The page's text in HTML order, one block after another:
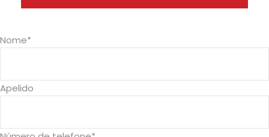
Quilometragem ilimitada
A MozBox Não Incluí
Nome*
Apelido